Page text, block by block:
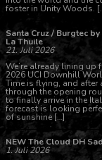
foster in Unity Woods.
Santa Cruz / Burgtec
La Thuile
21. Juli 2026
We’re already lining up
2026 UCI Downhill
Time is flying, and after
through the opening
to finally arrive in the
forecast is looking
of sunshine […]
NEW The Cloud DH
1. Juli 2026